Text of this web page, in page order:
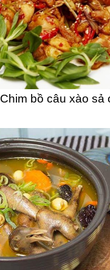
Chim bồ câu xào sả